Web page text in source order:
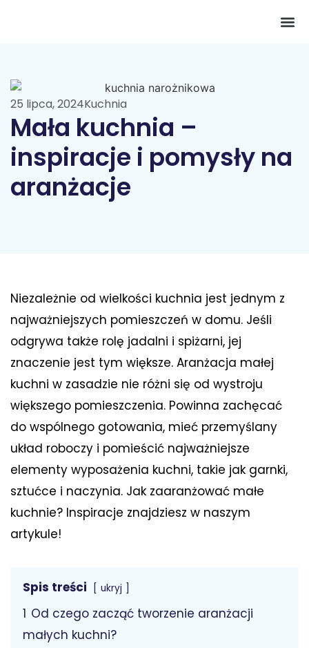
25 lipca, 2024Kuchnia
Mała kuchnia –
inspiracje i pomysły na
aranżacje
Niezależnie od wielkości kuchnia jest jednym z
najważniejszych pomieszczeń w domu. Jeśli
odgrywa także rolę jadalni i spiżarni, jej
znaczenie jest tym większe. Aranżacja małej
kuchni w zasadzie nie różni się od wystroju
większego pomieszczenia. Powinna zachęcać
do wspólnego gotowania, mieć przemyślany
układ roboczy i pomieścić najważniejsze
elementy wyposażenia kuchni, takie jak garnki,
sztućce i naczynia. Jak zaaranżować małe
kuchnie? Inspiracje znajdziesz w naszym
artykule!
Spis treści ukryj
1 Od czego zacząć tworzenie aranżacji
małych kuchni?